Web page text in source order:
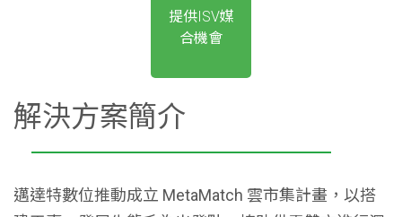
提供ISV媒
合機會
解決方案簡介
邁達特數位推動成立 MetaMatch 雲市集計畫，以搭